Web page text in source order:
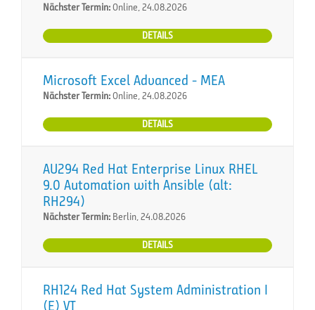
Nächster Termin:Online, 24.08.2026
DETAILS
Microsoft Excel Advanced - MEA
Nächster Termin:Online, 24.08.2026
DETAILS
AU294 Red Hat Enterprise Linux RHEL
9.0 Automation with Ansible (alt:
RH294)
Nächster Termin: Berlin, 24.08.2026
DETAILS
RH124 Red Hat System Administration I
(E) VT